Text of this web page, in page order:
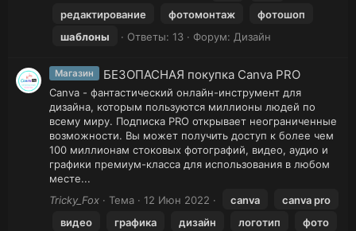
редактирование
фотомонтаж
фотошоп
шаблоны
Ответы: 13 Форум: Дизайн
Магазин БЕЗОПАСНАЯ покупка Canva PRO
Canva - фантастический онлайн-инструмент для
дизайна, которым пользуются миллионы людей по
всему миру. Подписка PRO открывает неограниченные
возможности. Вы может получить доступ к более чем
100 миллионам стоковых фотографий, видео, аудио и
графики премиум-класса для использования в любом
месте...
Tricky_Fox
Тема 12 Июн 2022 canva
canva pro
видео
графика дизайн логотип фото